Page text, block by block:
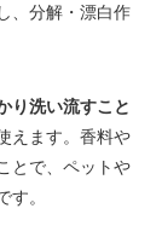
、分解・漂白作
り洗い流すこと
えます。香料や
とで、ペットや
。